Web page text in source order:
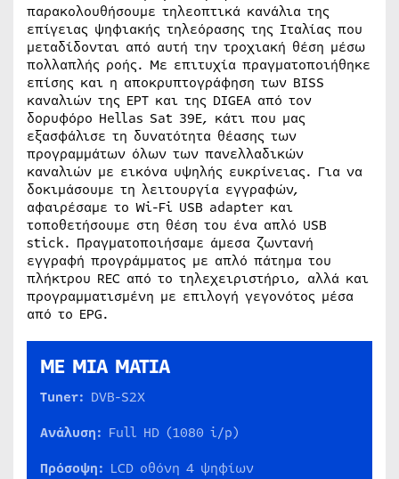
παρακολουθήσουμε τηλεοπτικά κανάλια της
επίγειας ψηφιακής τηλεόρασης της Ιταλίας που
μεταδίδονται από αυτή την τροχιακή θέση μέσω
πολλαπλής ροής. Με επιτυχία πραγματοποιήθηκε
επίσης και η αποκρυπτογράφηση των BISS
καναλιών της ΕΡΤ και της DIGEA από τον
δορυφόρο Hellas Sat 39E, κάτι που μας
εξασφάλισε τη δυνατότητα θέασης των
προγραμμάτων όλων των πανελλαδικών
καναλιών με εικόνα υψηλής ευκρίνειας. Για να
δοκιμάσουμε τη λειτουργία εγγραφών,
αφαιρέσαμε το Wi-Fi USB adapter και
τοποθετήσουμε στη θέση του ένα απλό USB
stick. Πραγματοποιήσαμε άμεσα ζωντανή
εγγραφή προγράμματος με απλό πάτημα του
πλήκτρου REC από το τηλεχειριστήριο, αλλά και
προγραμματισμένη με επιλογή γεγονότος μέσα
από το EPG.
ΜΕ ΜΙΑ ΜΑΤΙΑ
Tuner: DVB-S2X
Ανάλυση: Full HD (1080 i/p)
Πρόσοψη: LCD οθόνη 4 ψηφίων